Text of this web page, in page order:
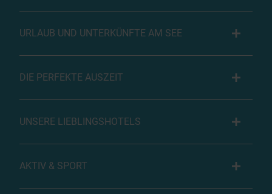
URLAUB UND UNTERKÜNFTE AM SEE
DIE PERFEKTE AUSZEIT
UNSERE LIEBLINGSHOTELS
AKTIV & SPORT